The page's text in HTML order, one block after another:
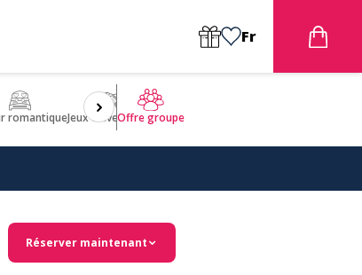
Fr
romantiqueJeux d'aventuresBien être
Offre groupe
Réserver maintenant